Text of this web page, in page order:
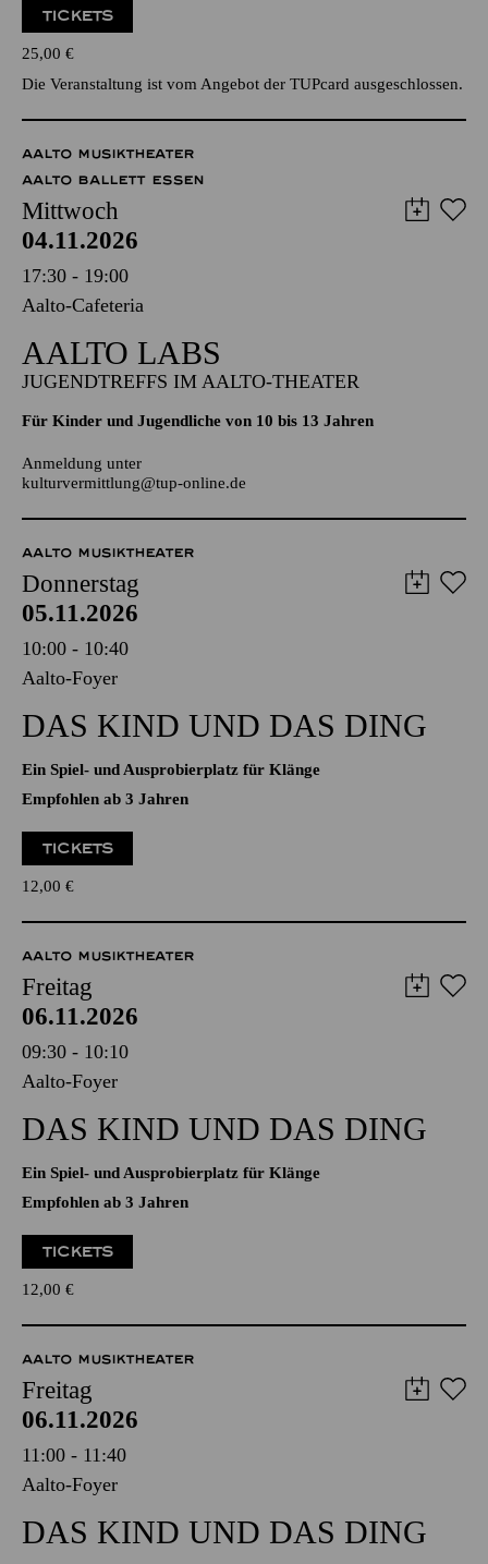
Werke von George Gershwin, Isaac Albéniz, Kurt Weill
Veranstalter: Essener Studentenorchester e.V.
TICKETS
25,00€
Die Veranstaltung ist vom Angebot der TUPcard ausgeschlossen.
AALTO MUSIKTHEATER
AALTO BALLETT ESSEN
Mittwoch
04.11.2026
17:30 - 19:00
Aalto-Cafeteria
AALTO LABS
Für Kinder und Jugendliche von 10 bis 13 Jahren
kulturvermittlung@tup-online.de
AALTO MUSIKTHEATER
Donnerstag
05.11.2026
10:00 - 10:40
DAS KIND UND DAS DING
Ein Spiel- und Ausprobierplatz für Klänge
Empfohlen ab 3 Jahren
12,00€
AALTO MUSIKTHEATER
Freitag
06.11.2026
09:30 - 10:10
DAS KIND UND DAS DING
Ein Spiel- und Ausprobierplatz für Klänge
Empfohlen ab 3 Jahren
12,00€
AALTO MUSIKTHEATER
Freitag
06.11.2026
11:00 - 11:40